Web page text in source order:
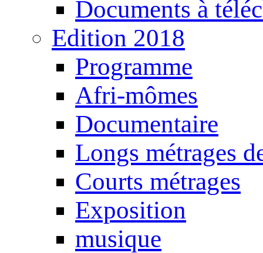
Documents à
Edition 2018
Programme
Afri-mômes
Documentaire
Longs métrages
Courts métrages
Exposition
musique